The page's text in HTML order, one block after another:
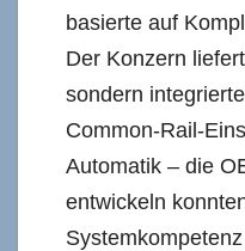
basierte auf
Der Konzern
sondern
Common-Rail-
Automatik – die
entwickeln